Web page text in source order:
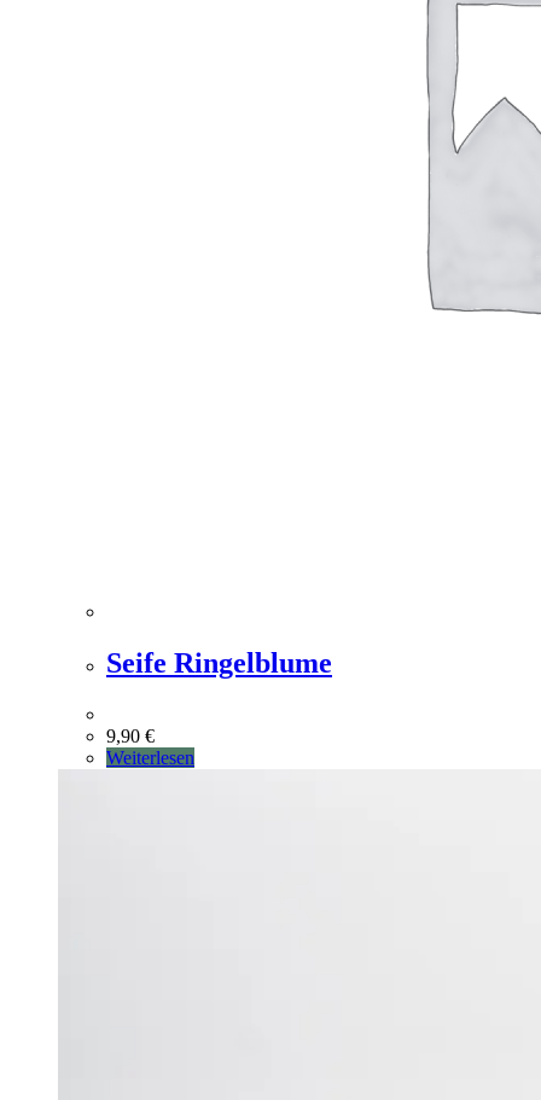
Seife Ringelblume
9,90 €
Weiterlesen